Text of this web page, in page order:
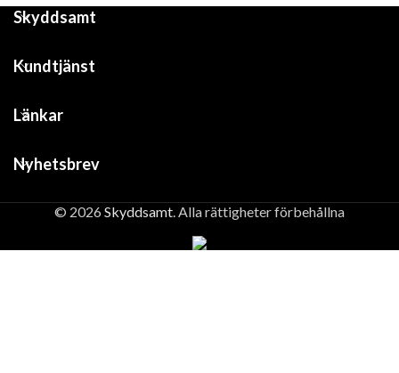
Skyddsamt
Kundtjänst
Länkar
Nyhetsbrev
© 2026 Skyddsamt . Alla rättigheter förbehållna